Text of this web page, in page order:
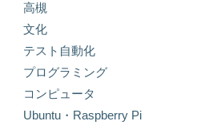
高槻
文化
テスト自動化
プログラミング
コンピュータ
Ubuntu・Raspberry Pi